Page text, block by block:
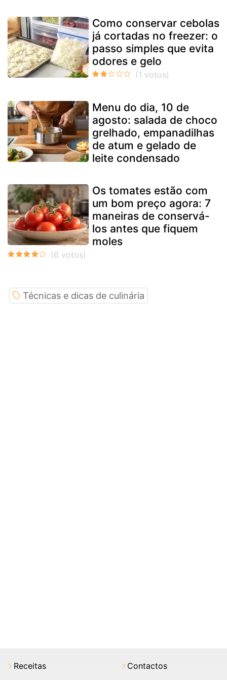
Como conservar cebolas
já cortadas no freezer: o
passo simples que evita
odores e gelo
Menu do dia, 10 de
agosto: salada de choco
grelhado, empanadilhas
de atum e gelado de
leite condensado
Os tomates estão com
um bom preço agora: 7
maneiras de conservá-
los antes que fiquem
moles
Técnicas e dicas de culinária
Receitas
Contactos